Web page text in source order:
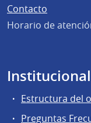
Contacto
Horario de
Institucional
Estructura del
Preguntas